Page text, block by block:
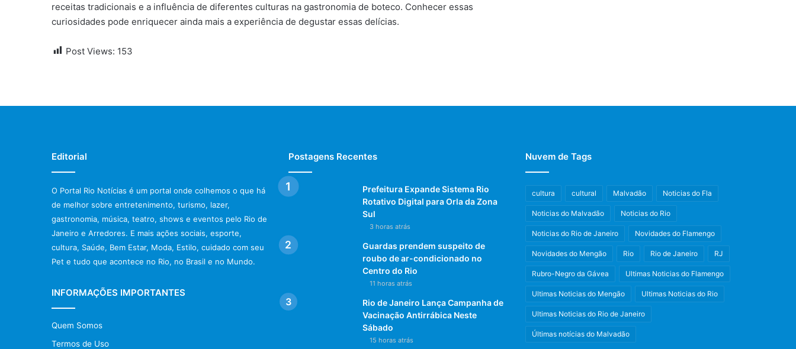
receitas tradicionais e a influência de diferentes culturas na gastronomia de boteco. Conhecer essas
curiosidades pode enriquecer ainda mais a experiência de degustar essas delícias.
Post Views: 153
Editorial
O Portal Rio Notícias é um portal onde colhemos o que há
de melhor sobre entretenimento, turismo, lazer,
gastronomia, música, teatro, shows e eventos pelo Rio de
Janeiro e Arredores. E mais ações sociais, esporte,
cultura, Saúde, Bem Estar, Moda, Estilo, cuidado com seu
Pet e tudo que acontece no Rio, no Brasil e no Mundo.
INFORMAÇÕES IMPORTANTES
Quem Somos
Termos de Uso
Postagens Recentes
Prefeitura Expande Sistema Rio
Rotativo Digital para Orla da Zona
Sul
3 horas atrás
Guardas prendem suspeito de
roubo de ar-condicionado no
Centro do Rio
11 horas atrás
Rio de Janeiro Lança Campanha de
Vacinação Antirrábica Neste
Sábado
15 horas atrás
Nuvem de Tags
cultura cultural Malvadão Noticias do Fla
Noticias do Malvadão Noticias do Rio
Noticias do Rio de Janeiro Novidades do Flamengo
Novidades do Mengão Rio Rio de Janeiro RJ
Rubro-Negro da Gávea Ultimas Noticias do Flamengo
Ultimas Noticias do Mengão Ultimas Noticias do Rio
Ultimas Noticias do Rio de Janeiro
Últimas notícias do Malvadão